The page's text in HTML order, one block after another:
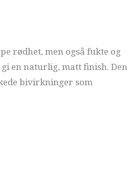
rødhet, men også fukte og
en naturlig, matt finish. Den
bivirkninger som